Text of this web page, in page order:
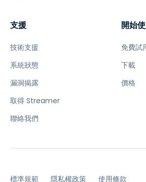
支援
技術支援
系統狀態
漏洞揭露
取得 Streamer
聯絡我們
開始
免費試
下載
價格
標準規範 隱私權政策 使用條款